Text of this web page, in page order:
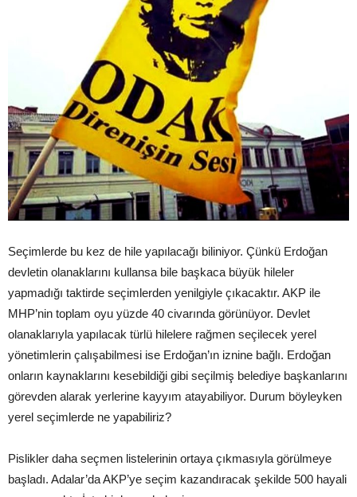
Seçimlerde bu kez de hile yapılacağı biliniyor. Çünkü Erdoğan
devletin olanaklarını kullansa bile başkaca büyük hileler
yapmadığı taktirde seçimlerden yenilgiyle çıkacaktır. AKP ile
MHP’nin toplam oyu yüzde 40 civarında görünüyor. Devlet
olanaklarıyla yapılacak türlü hilelere rağmen seçilecek yerel
yönetimlerin çalışabilmesi ise Erdoğan’ın iznine bağlı. Erdoğan
onların kaynaklarını kesebildiği gibi seçilmiş belediye başkanlarını
görevden alarak yerlerine kayyım atayabiliyor. Durum böyleyken
yerel seçimlerde ne yapabiliriz?
Pislikler daha seçmen listelerinin ortaya çıkmasıyla görülmeye
başladı. Adalar’da AKP’ye seçim kazandıracak şekilde 500 hayali